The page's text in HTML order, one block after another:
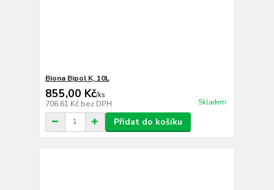
Biona Bipol K, 10L
855,00 Kč/ks
706,61 Kč bez DPH Skladem
Přidat do košíku